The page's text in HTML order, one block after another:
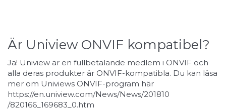
Är Uniview ONVIF kompatibel?
Ja! Uniview är en fullbetalande medlem i ONVIF och
alla deras produkter är ONVIF-kompatibla. Du kan läsa
mer om Univiews ONVIF-program här
https://en.uniview.com/News/News/201810
/820166_169683_0.htm